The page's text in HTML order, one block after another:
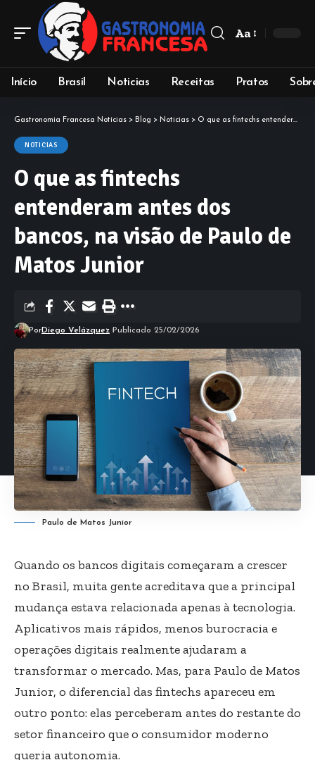
Aa
Início Brasil Noticias Receitas Pratos
Gastronomia Francesa Notícias > Blog > Noticias > O que as fintechs entenderam antes dos bancos, na visão de Paulo de Matos Junior
NOTICIAS
O que as fintechs
entenderam antes dos
bancos, na visão de Paulo de
Matos Junior
PorDiego Velázquez Publicado 25/02/2026
Paulo de Matos Junior
Quando os bancos digitais começaram a crescer
no Brasil, muita gente acreditava que a principal
mudança estava relacionada apenas à tecnologia.
Aplicativos mais rápidos, menos burocracia e
operações digitais realmente ajudaram a
transformar o mercado. Mas, para Paulo de Matos
Junior, o diferencial das fintechs apareceu em
outro ponto: elas perceberam antes do restante do
setor financeiro que o consumidor moderno
queria autonomia.